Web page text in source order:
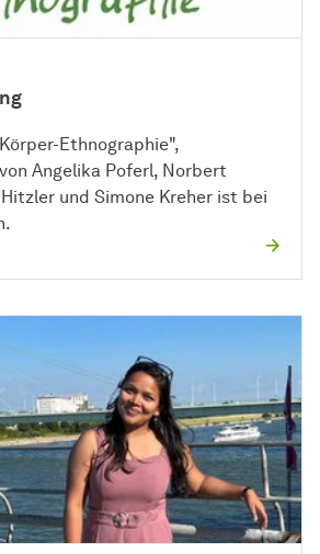
Ethnographie",
Angelika Poferl, Norbert
und Simone Kreher ist bei